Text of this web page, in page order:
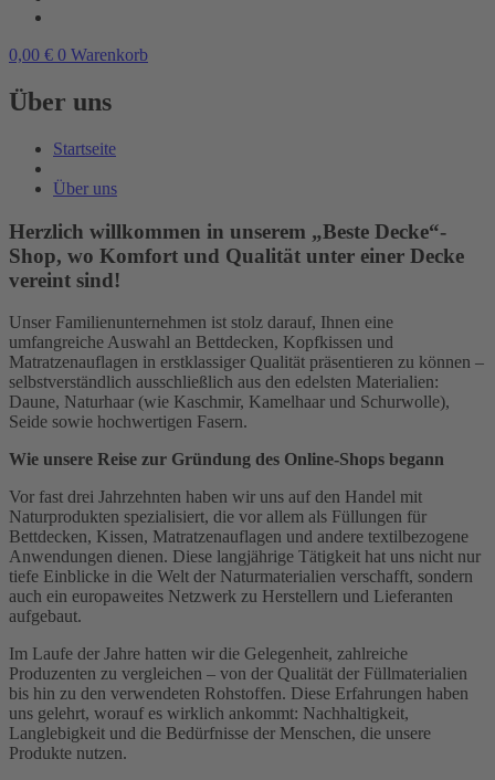
0,00 € 0 Warenkorb
Über uns
Startseite
Über uns
Herzlich willkommen in unserem „Beste Decke“-
Shop, wo Komfort und Qualität unter einer Decke
vereint sind!
Unser Familienunternehmen ist stolz darauf, Ihnen eine
umfangreiche Auswahl an Bettdecken, Kopfkissen und
Matratzenauflagen in erstklassiger Qualität präsentieren zu können –
selbstverständlich ausschließlich aus den edelsten Materialien:
Daune, Naturhaar (wie Kaschmir, Kamelhaar und Schurwolle),
Seide sowie hochwertigen Fasern.
Wie unsere Reise zur Gründung des Online-Shops begann
Vor fast drei Jahrzehnten haben wir uns auf den Handel mit
Naturprodukten spezialisiert, die vor allem als Füllungen für
Bettdecken, Kissen, Matratzenauflagen und andere textilbezogene
Anwendungen dienen. Diese langjährige Tätigkeit hat uns nicht nur
tiefe Einblicke in die Welt der Naturmaterialien verschafft, sondern
auch ein europaweites Netzwerk zu Herstellern und Lieferanten
aufgebaut.
Im Laufe der Jahre hatten wir die Gelegenheit, zahlreiche
Produzenten zu vergleichen – von der Qualität der Füllmaterialien
bis hin zu den verwendeten Rohstoffen. Diese Erfahrungen haben
uns gelehrt, worauf es wirklich ankommt: Nachhaltigkeit,
Langlebigkeit und die Bedürfnisse der Menschen, die unsere
Produkte nutzen.